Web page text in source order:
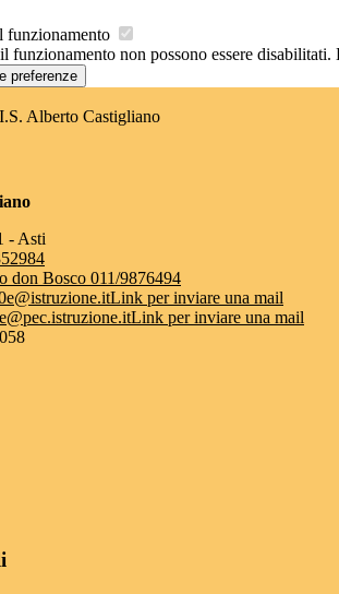
funzionamento
funzionamento non possono essere
preferenze
Alberto Castigliano
- Asti
don Bosco 011/9876494
Link per inviare una mail
Link per inviare una mail